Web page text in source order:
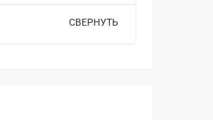
СВЕРНУТЬ